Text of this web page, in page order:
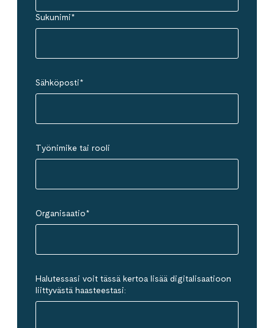
Sukunimi*
Sähköposti*
Työnimike tai rooli
Organisaatio*
Halutessasi voit tässä kertoa lisää digitalisaatioon
liittyvästä haasteestasi: